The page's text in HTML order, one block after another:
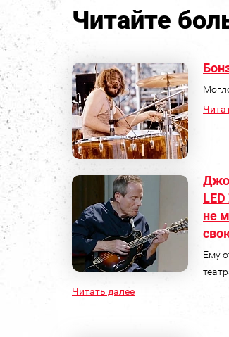
Читайте
не
Ему
Читать далее